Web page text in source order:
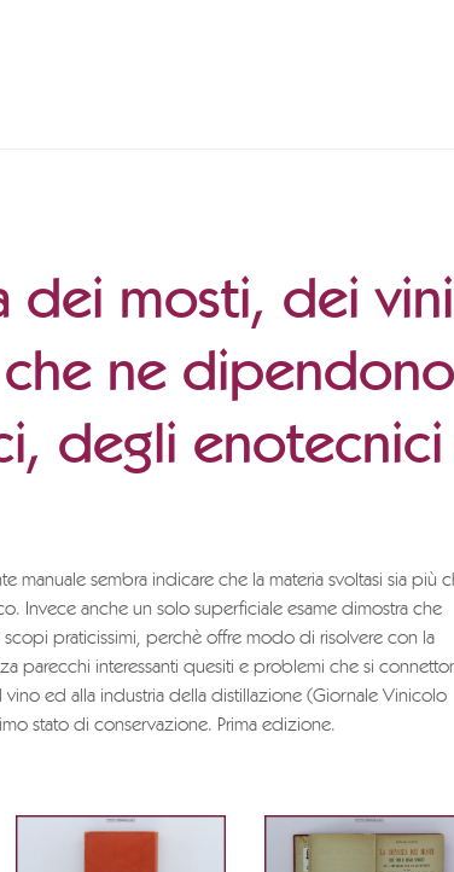
dei mosti, dei
ne
degli
manuale sembra indicare che la materia svoltasi sia più
Invece anche un solo superficiale esame dimostra che
praticissimi, perchè offre modo di risolvere con la
parecchi interessanti quesiti e problemi che si
ed alla industria della distillazione (Giornale Vinicolo
stato di conservazione. Prima edizione.